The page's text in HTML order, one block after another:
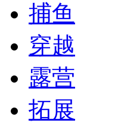
捕鱼
穿越
露营
拓展